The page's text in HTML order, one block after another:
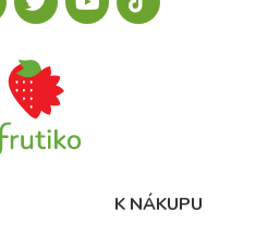
K NÁKUPU